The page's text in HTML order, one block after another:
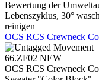
Bewertung der
Lebenszyklus, 30°
reinigen
OCS RCS Crewneck
66.ZF02 NEW
OCS RCS Crewneck